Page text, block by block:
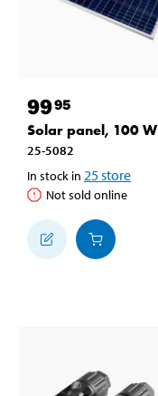
9995
Solar panel, 100 W
25-5082
In stock in 25store
Not sold online